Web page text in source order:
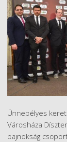
Ünnepélyes
Városháza
bajnokság